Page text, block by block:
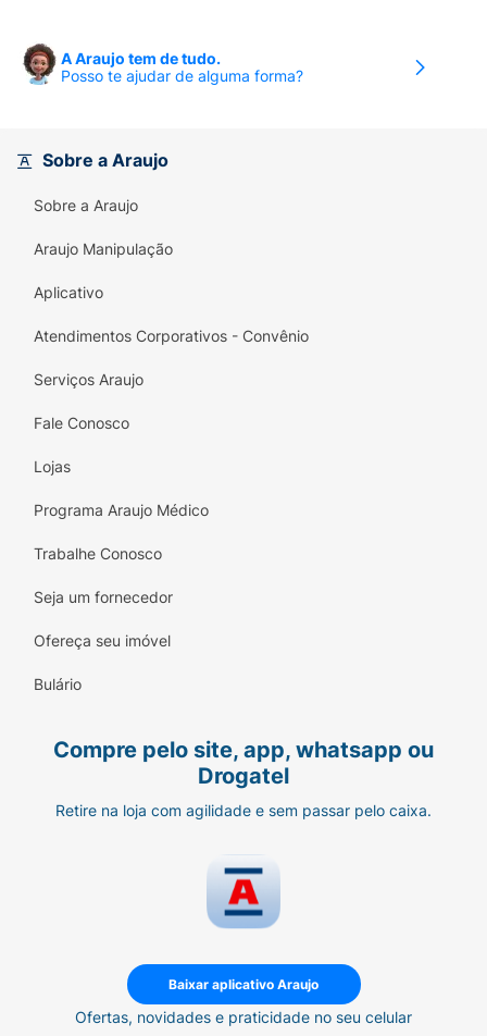
A Araujo tem de tudo.
Posso te ajudar de alguma forma?
Sobre a Araujo
Sobre a Araujo
Araujo Manipulação
Aplicativo
Atendimentos Corporativos - Convênio
Serviços Araujo
Fale Conosco
Lojas
Programa Araujo Médico
Trabalhe Conosco
Seja um fornecedor
Ofereça seu imóvel
Bulário
Compre pelo site, app, whatsapp ou
Drogatel
Retire na loja com agilidade e sem passar pelo caixa.
Baixar aplicativo Araujo
Ofertas, novidades e praticidade no seu celular